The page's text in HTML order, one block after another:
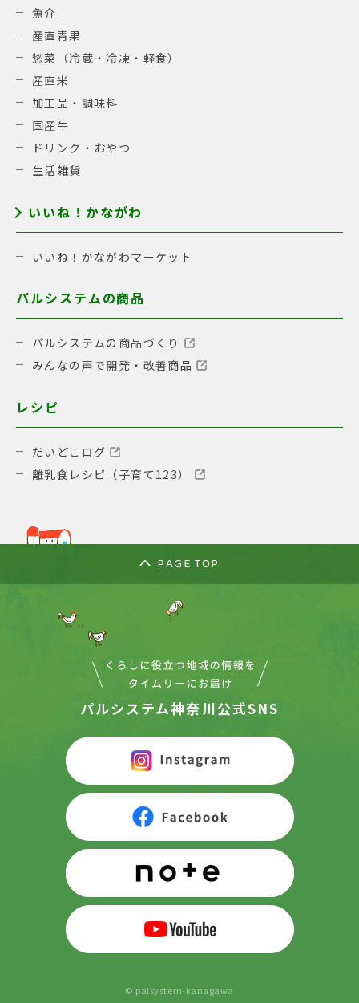
魚介
産直青果
惣菜（冷蔵・冷凍・軽食）
産直米
加工品・調味料
国産牛
ドリンク・おやつ
生活雑貨
いいね！かながわ
いいね！かながわマーケット
パルシステムの商品
パルシステムの商品づくり
みんなの声で開発・改善商品
レシピ
だいどこログ
離乳食レシピ（子育て123）
PAGE TOP
パルシステム神奈川公式SNS
© palsystem-kanagawa